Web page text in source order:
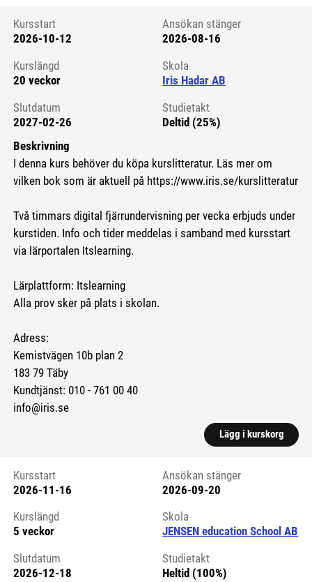
Kursstart 6199835
Kursstart
2026-10-12
Ansökan stänger
2026-08-16
Kurslängd
20 veckor
Skola
Iris Hadar AB
Slutdatum
2027-02-26
Studietakt
Deltid (25%)
Beskrivning
I denna kurs behöver du köpa kurslitteratur. Läs mer om
vilken bok som är aktuell på https://www.iris.se/kurslitteratur
Två timmars digital fjärrundervisning per vecka erbjuds under
kurstiden. Info och tider meddelas i samband med kursstart
via lärportalen Itslearning.
Lärplattform: Itslearning
Alla prov sker på plats i skolan.
Adress:
Kemistvägen 10b plan 2
183 79 Täby
Kundtjänst: 010 - 761 00 40
info@iris.se
Lägg i kurskorg
Kursstart 6085826
Kursstart
2026-11-16
Ansökan stänger
2026-09-20
Kurslängd
5 veckor
Skola
JENSEN education School AB
Slutdatum
2026-12-18
Studietakt
Heltid (100%)